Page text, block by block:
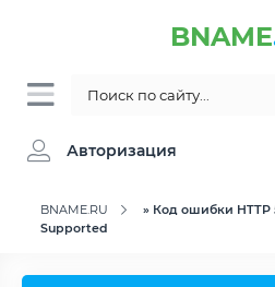
BNAME
Авторизация
BNAME.RU
» Код ошибки HTTP
Supported